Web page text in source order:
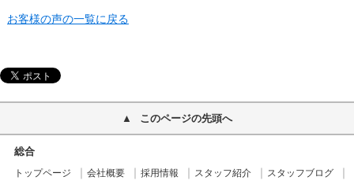
お客様の声の一覧に戻る
このページの先頭へ
総合
トップページ 会社概要 採用情報 スタッフ紹介
スタッフブログ